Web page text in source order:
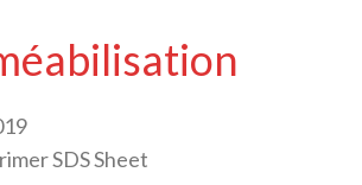
SDS Sheet